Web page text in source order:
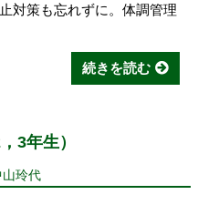
対策も忘れずに。体調管理
続きを読む
3年生）
玲代